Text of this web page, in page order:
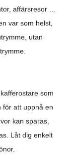
affärsresor ...
var som helst,
utan
som
för att uppnå en
kan sparas,
Låt dig enkelt